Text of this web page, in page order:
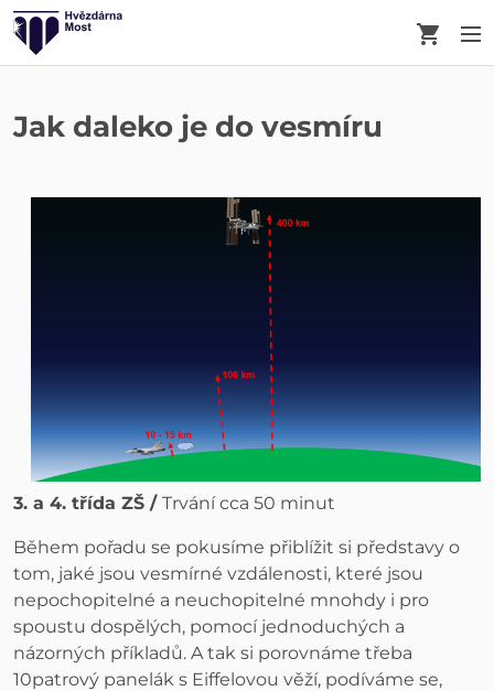
Košík
Jak daleko je do vesmíru
3. a 4. třída ZŠ / Trvání cca 50 minut
Během pořadu se pokusíme přiblížit si představy o
tom, jaké jsou vesmírné vzdálenosti, které jsou
nepochopitelné a neuchopitelné mnohdy i pro
spoustu dospělých, pomocí jednoduchých a
názorných příkladů. A tak si porovnáme třeba
10patrový panelák s Eiffelovou věží, podíváme se,